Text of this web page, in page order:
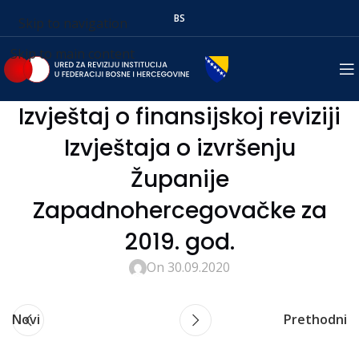
Skip to navigation
Skip to main content
BS
Izvještaj o finansijskoj reviziji
Izvještaja o izvršenju
Županije
Zapadnohercegovačke za
2019. god.
On 30.09.2020
Novi Prethodni